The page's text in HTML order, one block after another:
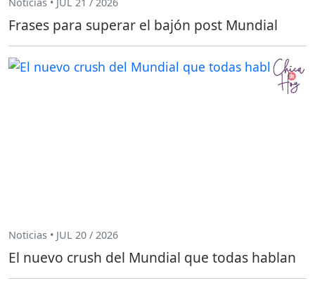
Noticias • JUL 21 / 2026
Frases para superar el bajón post Mundial
Noticias • JUL 20 / 2026
El nuevo crush del Mundial que todas hablan